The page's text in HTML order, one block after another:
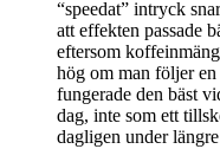
“speedat” intryck
att effekten passade
eftersom
hög om man följer
fungerade den bäst
dag, inte som ett
dagligen under